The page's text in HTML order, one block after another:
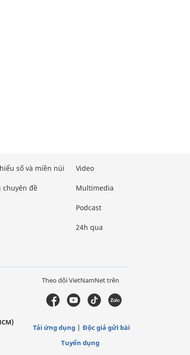
số và miền núi
chuyên đề
Video
Multimedia
Podcast
24h qua
Theo dõi VietNamNet trên
Tải ứng dụng
Độc giả gửi bài
Tuyển dụng